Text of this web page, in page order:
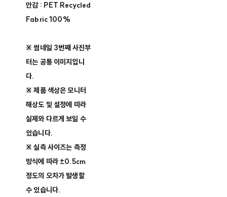
안감 : PET Recycled
Fabric 100%
※ 썸네일 3번째 사진부
터는 공통 이미지입니
다.
※ 제품 색상은 모니터
해상도 및 설정에 따라
실제와 다르게 보일 수
있습니다.
※ 실측 사이즈는 측정
방식에 따라 ±0.5cm
정도의 오차가 발생할
수 있습니다.